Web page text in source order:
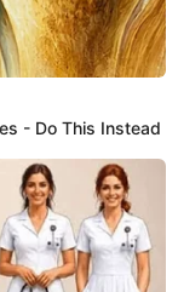
algo por
personas.
1/3/2023
con ella a